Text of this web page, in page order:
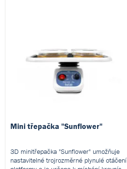
Mini třepačka "Sunflower"
3D minitřepačka "Sunflower" umožňuje
nastavitelné trojrozměrné plynulé otáčení